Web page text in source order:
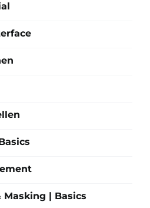
Masking | Basics